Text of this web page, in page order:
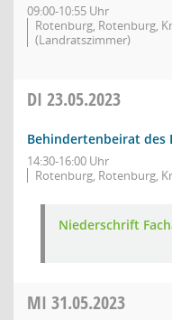
09:00-10:55 Uhr
Rotenburg, Rotenburg,
(Landratszimmer)
DI 23.05.2023
Behindertenbeirat des
14:30-16:00 Uhr
Rotenburg, Rotenburg,
Niederschrift
MI 31.05.2023